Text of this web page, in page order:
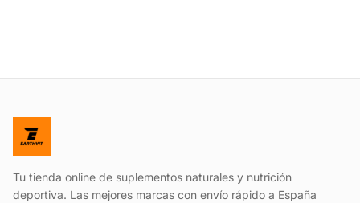
Tu tienda online de suplementos naturales y nutrición
deportiva. Las mejores marcas con envío rápido a España